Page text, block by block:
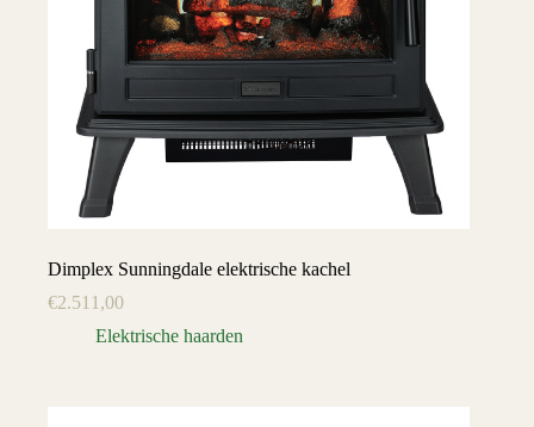
Dimplex Sunningdale elektrische kachel
€2.511,00
Elektrische haarden